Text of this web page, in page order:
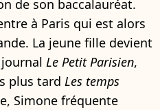
de son baccalauréat.
à Paris qui est alors
La jeune fille devient
Le Petit Parisien,
plus tard Les temps
Simone fréquente